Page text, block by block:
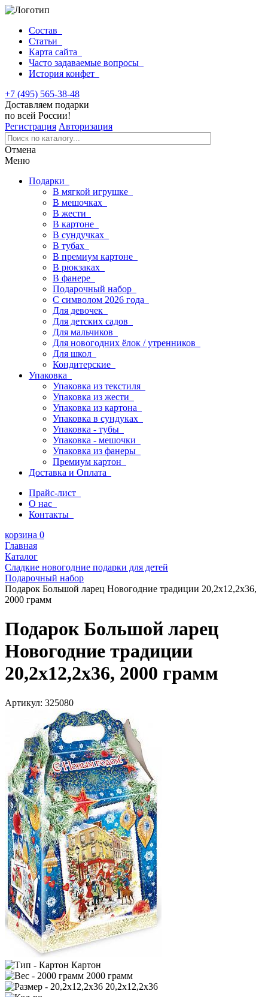
Состав
Статьи
Карта сайта
Часто задаваемые вопросы
История конфет
+7 (495) 565-38-48
Доставляем подарки
по всей России!
Регистрация Авторизация
Отмена
Меню
Подарки
В мягкой игрушке
В мешочках
В жести
В картоне
В сундучках
В тубах
В премиум картоне
В рюкзаках
В фанере
Подарочный набор
С символом 2026 года
Для девочек
Для детских садов
Для мальчиков
Для новогодних ёлок / утренников
Для школ
Кондитерские
Упаковка
Упаковка из текстиля
Упаковка из жести
Упаковка из картона
Упаковка в сундуках
Упаковка - тубы
Упаковка - мешочки
Упаковка из фанеры
Премиум картон
Доставка и Оплата
Прайс-лист
О нас
Контакты
корзина 0
Главная
Каталог
Сладкие новогодние подарки для детей
Подарочный набор
Подарок Большой ларец Новогодние традиции 20,2х12,2х36,
2000 грамм
Подарок Большой ларец
Новогодние традиции
20,2х12,2х36, 2000 грамм
Артикул: 325080
Картон
2000 грамм
20,2х12,2х36